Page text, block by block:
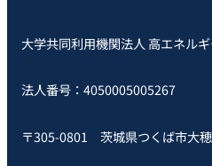
大学共同利用機関法人 高エネル
法人番号：4050005005267
〒305-0801 茨城県つくば市大